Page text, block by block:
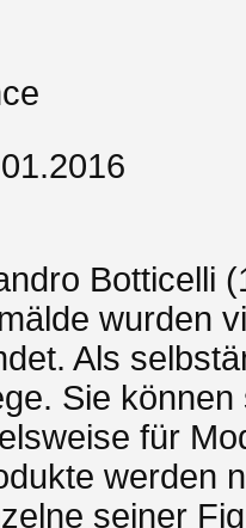
Botticelli
wurden
Als
Sie
für
werden
seiner